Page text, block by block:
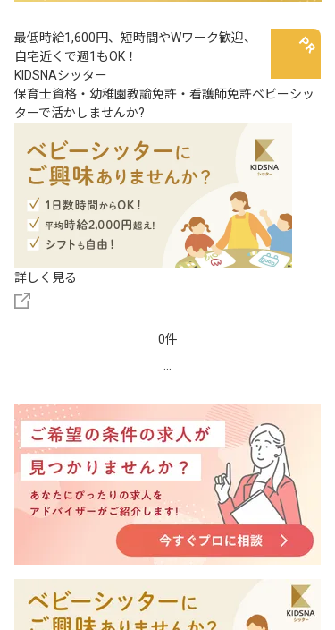
最低時給1,600円、短時間やWワーク歓迎、
自宅近くで週1もOK！
KIDSNAシッター
保育士資格・幼稚園教諭免許・看護師免許ベビーシッ
ターで活かしませんか?
詳しく見る
0件